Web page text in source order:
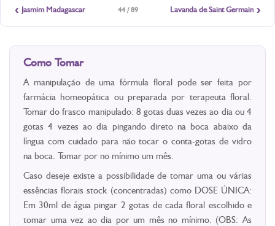
‹ Jasmim Madagascar 44 / 89 Lavanda de Saint Germain ›
Como Tomar
A manipulação de uma fórmula floral pode ser feita por
farmácia homeopática ou preparada por terapeuta floral.
Tomar do frasco manipulado: 8 gotas duas vezes ao dia ou 4
gotas 4 vezes ao dia pingando direto na boca abaixo da
língua com cuidado para não tocar o conta-gotas de vidro
na boca. Tomar por no mínimo um mês.
Caso deseje existe a possibilidade de tomar uma ou várias
essências florais stock (concentradas) como DOSE ÚNICA:
Em 30ml de água pingar 2 gotas de cada floral escolhido e
tomar uma vez ao dia por um mês no mínimo. (OBS: As